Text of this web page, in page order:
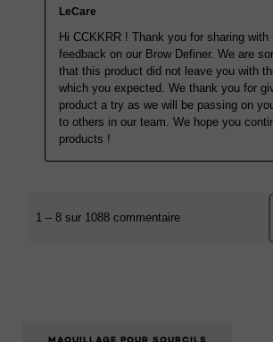
MAQUILLAGE POUR SOURCILS